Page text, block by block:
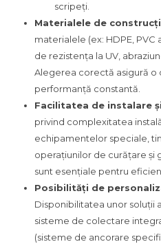
scripeți.
Materialele de
materialele (ex: HDPE,
de rezistența la UV,
Alegerea corectă asigură o
performanță constantă.
Facilitatea de instalare
privind complexitatea
echipamentelor speciale,
operațiunilor de curățare și
sunt esențiale pentru
Posibilități de
Disponibilitatea unor soluții
sisteme de colectare
(sisteme de ancorare